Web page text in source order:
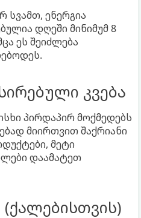
სვამთ, ენერგია
დღეში მინიმუმ 8
ეს შეიძლება
კვება
პირდაპირ მოქმედებს
მიირთვით შაქრიანი
მეტი
დაამატეთ
(ქალებისთვის)